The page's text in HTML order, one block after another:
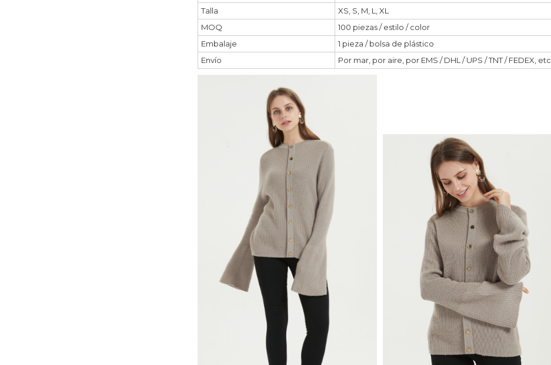
Talla
XS, S, M, L, XL
MOQ
100 piezas / estilo / color
Embalaje
1 pieza / bolsa de plástico
Envío
Por mar, por aire, por EMS / DHL / UPS / TNT / FEDEX, etc.